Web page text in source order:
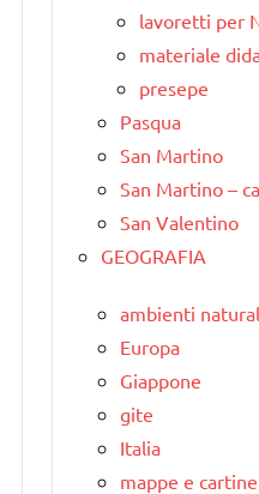
lavoretti per
materiale
presepe
Pasqua
San Martino
San Martino –
San Valentino
GEOGRAFIA
ambienti
Europa
Giappone
gite
Italia
mappe e cartine